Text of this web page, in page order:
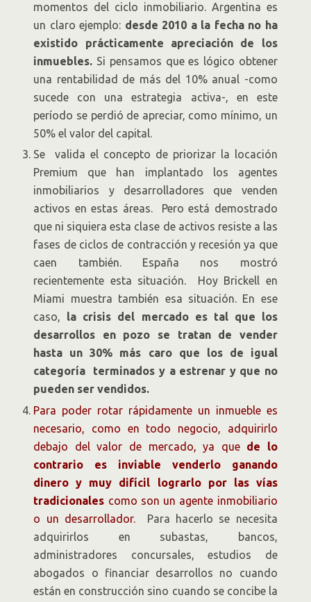
momentos del ciclo inmobiliario. Argentina es
un claro ejemplo: desde 2010 a la fecha no ha
existido prácticamente apreciación de los
inmuebles. Si pensamos que es lógico obtener
una rentabilidad de más del 10% anual -como
sucede con una estrategia activa-, en este
período se perdió de apreciar, como mínimo, un
50% el valor del capital.
Se valida el concepto de priorizar la locación
Premium que han implantado los agentes
inmobiliarios y desarrolladores que venden
activos en estas áreas. Pero está demostrado
que ni siquiera esta clase de activos resiste a las
fases de ciclos de contracción y recesión ya que
caen también. España nos mostró
recientemente esta situación. Hoy Brickell en
Miami muestra también esa situación. En ese
caso, la crisis del mercado es tal que los
desarrollos en pozo se tratan de vender
hasta un 30% más caro que los de igual
categoría terminados y a estrenar y que no
pueden ser vendidos.
Para poder rotar rápidamente un inmueble es
necesario, como en todo negocio, adquirirlo
debajo del valor de mercado, ya que de lo
contrario es inviable venderlo ganando
dinero y muy difícil lograrlo por las vías
tradicionales como son un agente inmobiliario
o un desarrollador.
Para hacerlo se necesita
adquirirlos en subastas, bancos,
administradores concursales, estudios de
abogados o financiar desarrollos no cuando
están en construcción sino cuando se concibe la